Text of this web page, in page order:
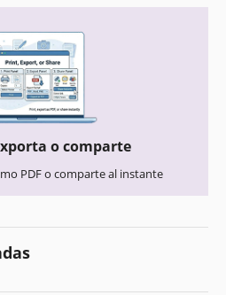
o comparte
PDF o comparte al instante